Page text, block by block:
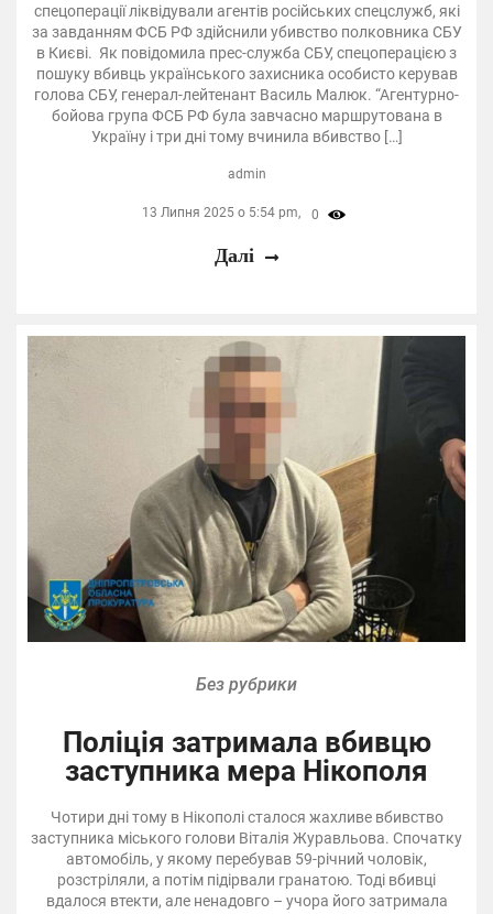
спецоперації ліквідували агентів російських спецслужб, які
за завданням ФСБ РФ здійснили убивство полковника СБУ
в Києві. Як повідомила прес-служба СБУ, спецоперацією з
пошуку вбивць українського захисника особисто керував
голова СБУ, генерал-лейтенант Василь Малюк. “Агентурно-
бойова група ФСБ РФ була завчасно маршрутована в
Україну і три дні тому вчинила вбивство […]
admin
13 Липня 2025 о 5:54 pm, 0
Далі
Без рубрики
Поліція затримала вбивцю
заступника мера Нікополя
Чотири дні тому в Нікополі сталося жахливе вбивство
заступника міського голови Віталія Журавльова. Спочатку
автомобіль, у якому перебував 59-річний чоловік,
розстріляли, а потім підірвали гранатою. Тоді вбивці
вдалося втекти, але ненадовго – учора його затримала